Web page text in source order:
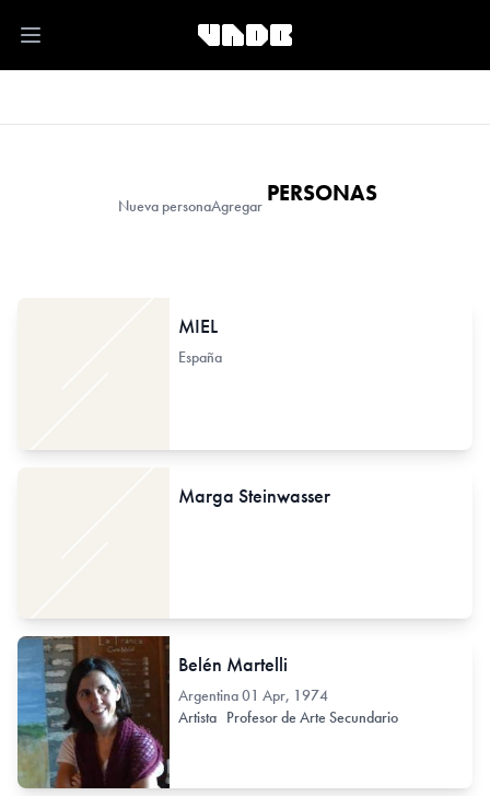
Open main menu
Nueva personaAgregar PERSONAS
MIEL
España
Marga Steinwasser
Belén Martelli
Argentina01 Apr, 1974
Artista Profesor de Arte Secundario